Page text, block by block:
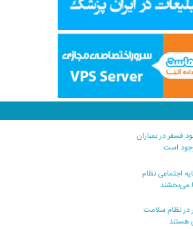
فسفر در بمباران
است
اجتماعی نظام
می‌بخشند
در نظام سلامت
هستند